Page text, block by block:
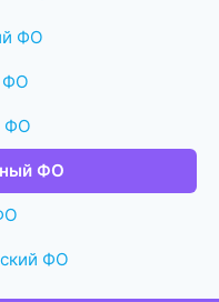
ФО
ФО
ФО
ФО
ФО